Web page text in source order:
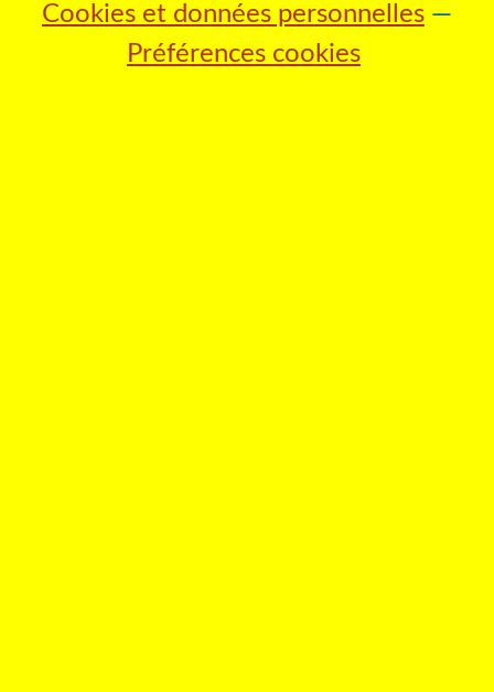
Cookies et données personnelles
Préférences cookies